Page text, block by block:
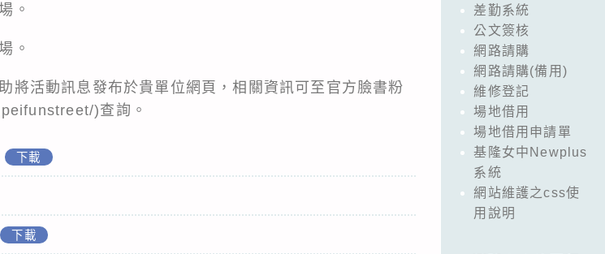
。
。
將活動訊息發布於貴單位網頁，相關資訊可至官方臉書粉
)查詢。
下載
下載
差勤系統
公文簽核
網路請購
網路請購(備用)
維修登記
場地借用
場地借用申請單
基隆女中Newplus
系統
網站維護之css使
用說明